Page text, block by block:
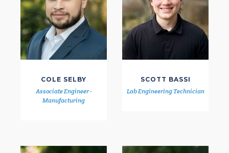
COLE SELBY
Associate Engineer -
Manufacturing
SCOTT BASSI
Lab Engineering Technician